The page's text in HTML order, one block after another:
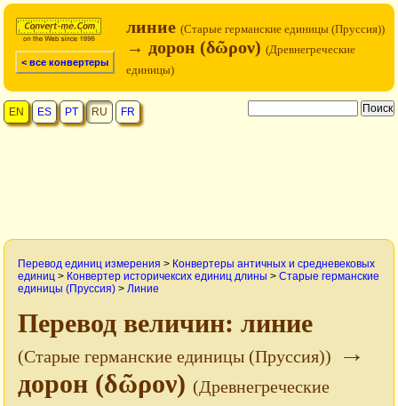
< все конвертеры
линие (Старые германские единицы (Пруссия))
→ дорон (δῶρον) (Древнегреческие
единицы)
EN ES PT RU FR
Перевод единиц измерения > Конвертеры античных и средневековых
единиц > Конвертер историчексих единиц длины > Старые германские
единицы (Пруссия) > Линие
Перевод величин: линие
(Старые германские единицы (Пруссия))
→
дорон (δῶρον) (Древнегреческие